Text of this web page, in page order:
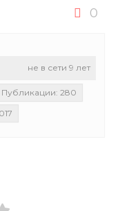
0
не в сети 9 лет
Публикации: 280